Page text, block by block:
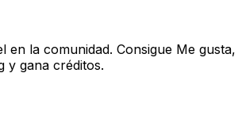
en la comunidad. Consigue Me gusta,
y gana créditos.